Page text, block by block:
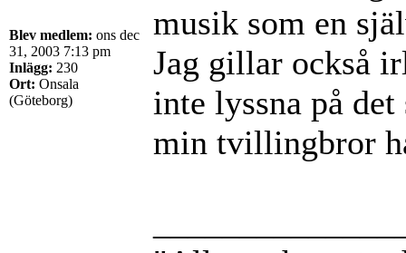
Blev medlem: ons dec
31, 2003 7:13 pm
Inlägg: 230
Ort: Onsala
(Göteborg)
musik som en
Jag gillar också
inte lyssna på
min tvillingbror